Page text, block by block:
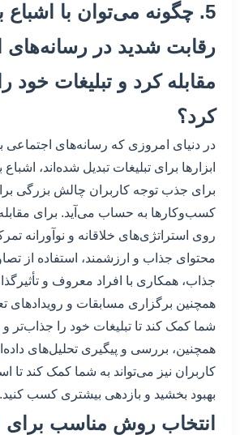
5. چگونه می‌توان با اشباع
رقابت شدید در رسانه‌های
مقابله کرد و تبلیغات خود
کرد؟
در دنیای امروزی که رسانه‌های اجتماعی
ابزارها برای تبلیغات تبدیل شده‌اند،
برای جذب توجه کاربران چالش بزرگی
کسب‌وکارها به حساب می‌آید. برای مقابله
روی استراتژی‌های خلاقانه و نوآورانه
محتوای جذاب و ارزشمند، استفاده از
جذاب، همکاری با افراد معروف و
همچنین برگزاری مسابقات و رویدادهای
شما کمک کند تا تبلیغات خود را جذاب‌تر و
همچنین، بررسی و پیگیری تحلیل‌های
کاربران نیز می‌تواند به شما کمک کند تا
بهبود بخشید و بازدهی بیشتری کسب کنید.
انتخاب روش مناسب برای